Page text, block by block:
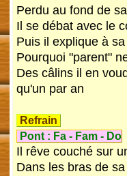
Perdu au fond de
Il se débat avec le
Puis il explique à
Pourquoi "parent"
Des câlins il en
qu'un par an
Refrain
Pont : Fa- Fam- Do
Il rêve couché sur
Dans les bras de